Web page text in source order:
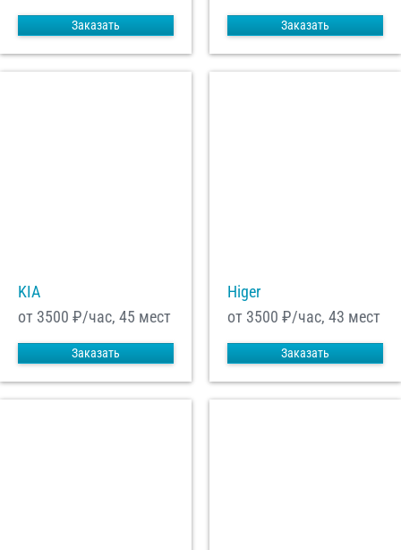
Заказать Заказать
KIA
от 3500 ₽/час, 45 мест
Заказать
Higer
от 3500 ₽/час, 43 мест
Заказать